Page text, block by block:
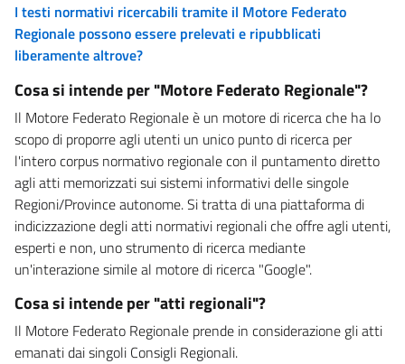
I testi normativi ricercabili tramite il Motore Federato
Regionale possono essere prelevati e ripubblicati
liberamente altrove?
Cosa si intende per "Motore Federato Regionale"?
Il Motore Federato Regionale è un motore di ricerca che ha lo
scopo di proporre agli utenti un unico punto di ricerca per
l'intero corpus normativo regionale con il puntamento diretto
agli atti memorizzati sui sistemi informativi delle singole
Regioni/Province autonome. Si tratta di una piattaforma di
indicizzazione degli atti normativi regionali che offre agli utenti,
esperti e non, uno strumento di ricerca mediante
un'interazione simile al motore di ricerca "Google".
Cosa si intende per "atti regionali"?
Il Motore Federato Regionale prende in considerazione gli atti
emanati dai singoli Consigli Regionali.